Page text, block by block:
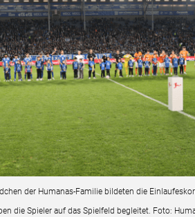
der Humanas-Familie bildeten die
die Spieler auf das Spielfeld begleitet. Foto: